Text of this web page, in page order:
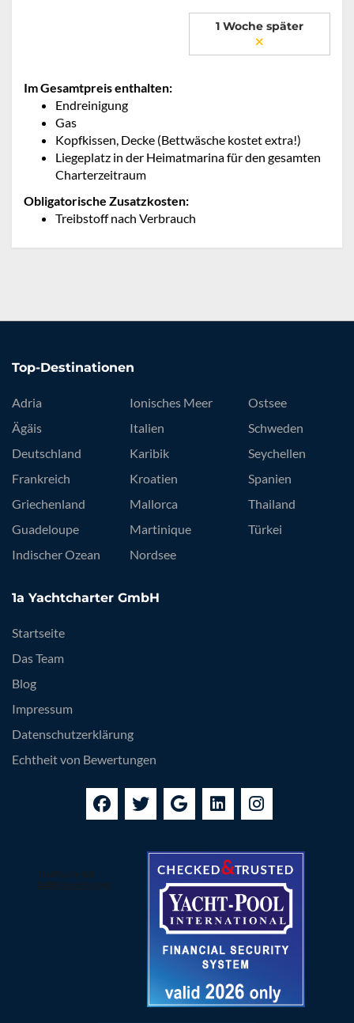
1 Woche später
Im Gesamtpreis enthalten:
Endreinigung
Gas
Kopfkissen, Decke (Bettwäsche kostet extra!)
Liegeplatz in der Heimatmarina für den gesamten
Charterzeitraum
Obligatorische Zusatzkosten:
Treibstoff nach Verbrauch
Top-Destinationen
Adria
Ägäis
Deutschland
Frankreich
Griechenland
Guadeloupe
Indischer Ozean
Ionisches Meer
Italien
Karibik
Kroatien
Mallorca
Martinique
Nordsee
Ostsee
Schweden
Seychellen
Spanien
Thailand
Türkei
1a Yachtcharter GmbH
Startseite
Das Team
Blog
Impressum
Datenschutzerklärung
Echtheit von Bewertungen